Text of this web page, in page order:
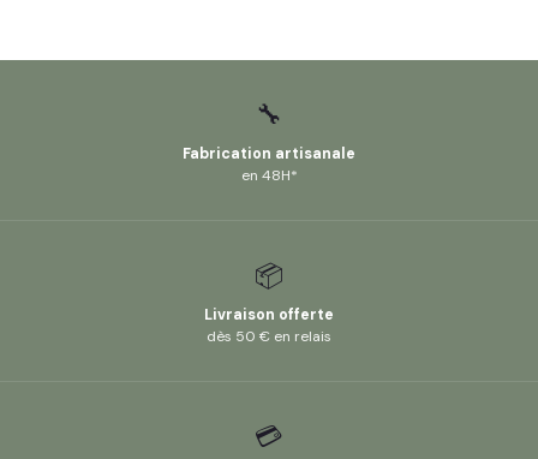
🔧
Fabrication artisanale
en 48H*
📦
Livraison offerte
dès 50 € en relais
💳